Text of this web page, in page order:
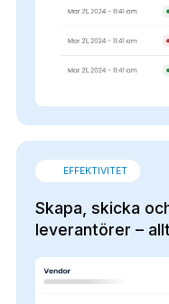
EFFEKTIVITET
Skapa, skicka
leverantörer –